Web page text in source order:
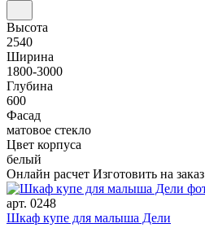
Высота
2540
Ширина
1800-3000
Глубина
600
Фасад
матовое стекло
Цвет корпуса
белый
Онлайн расчет Изготовить на заказ
арт. 0248
Шкаф купе для малыша Дели